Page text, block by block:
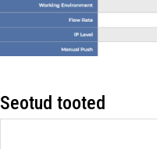
Seotud tooted